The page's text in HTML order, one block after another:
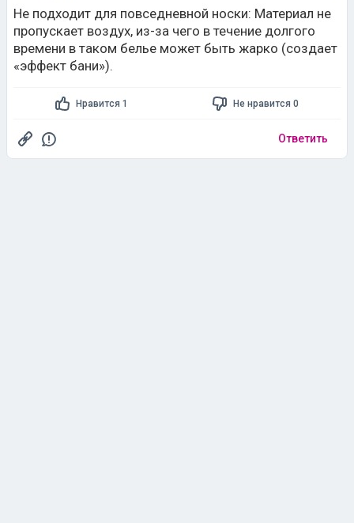
Не подходит для повседневной носки: Материал не
пропускает воздух, из-за чего в течение долгого
времени в таком белье может быть жарко (создает
«эффект бани»).
Нравится 1 Не нравится 0
Ответить